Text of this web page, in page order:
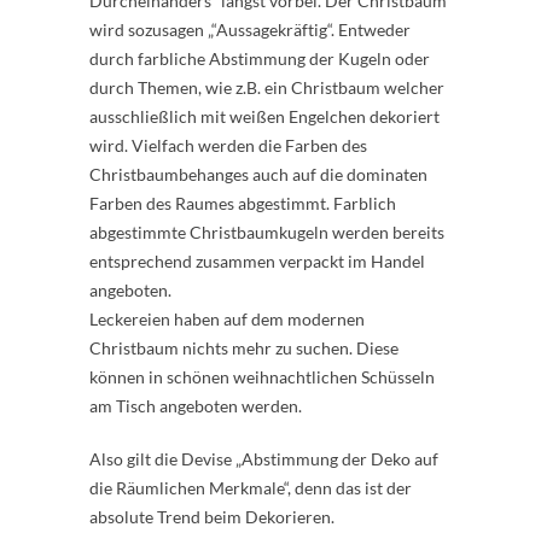
wird sozusagen „“Aussagekräftig“. Entweder
durch farbliche Abstimmung der Kugeln oder
durch Themen, wie z.B. ein Christbaum welcher
ausschließlich mit weißen Engelchen dekoriert
wird. Vielfach werden die Farben des
Christbaumbehanges auch auf die dominaten
Farben des Raumes abgestimmt. Farblich
abgestimmte Christbaumkugeln werden bereits
entsprechend zusammen verpackt im Handel
angeboten.
Leckereien haben auf dem modernen
Christbaum nichts mehr zu suchen. Diese
können in schönen weihnachtlichen Schüsseln
am Tisch angeboten werden.
Also gilt die Devise „Abstimmung der Deko auf
die Räumlichen Merkmale“, denn das ist der
absolute Trend beim Dekorieren.